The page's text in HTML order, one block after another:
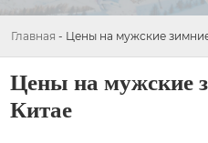
Главная - Цены на мужские
Цены на мужские
Китае